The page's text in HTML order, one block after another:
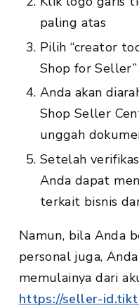
paling atas
Pilih “creator
Shop for Seller”
Anda akan
Shop Seller
unggah
Setelah
Anda dapat
terkait bisnis
Namun, bila Anda
personal juga,
memulainya dari
https://seller-